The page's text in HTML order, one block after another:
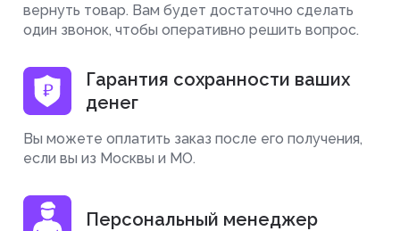
вернуть товар. Вам будет достаточно сделать
один звонок, чтобы оперативно решить вопрос.
Гарантия сохранности ваших
денег
Вы можете оплатить заказ после его получения,
если вы из Москвы и МО.
Персональный менеджер